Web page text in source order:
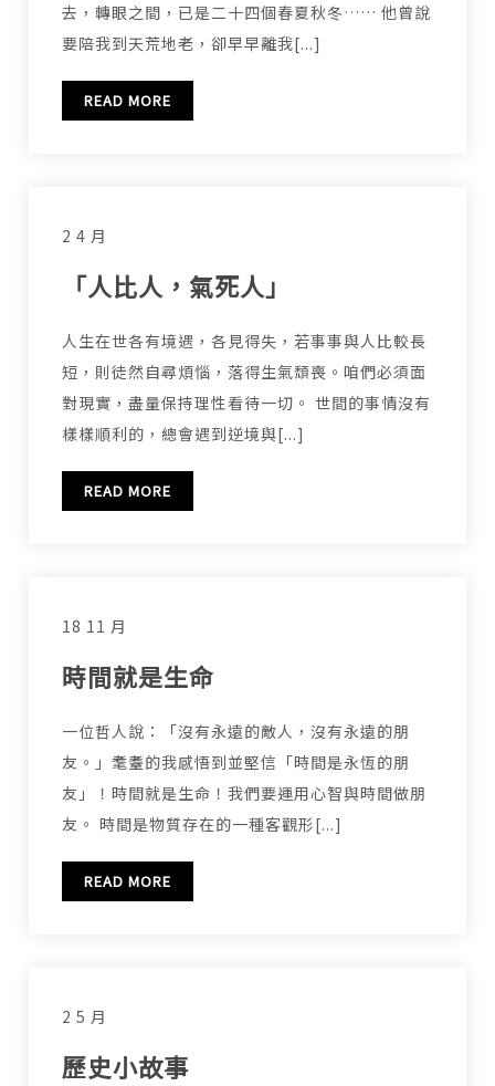
去，轉眼之間，已是二十四個春夏秋冬…… 他曾說
要陪我到天荒地老，卻早早離我[...]
READ MORE
2 4 月
「人比人，氣死人」
人生在世各有境遇，各見得失，若事事與人比較長
短，則徒然自尋煩惱，落得生氣頹喪。咱們必須面
對現實，盡量保持理性看待一切。 世間的事情沒有
樣樣順利的，總會遇到逆境與[...]
READ MORE
18 11 月
時間就是生命
一位哲人說：「沒有永遠的敵人，沒有永遠的朋
友。」耄耋的我感悟到並堅信「時間是永恆的朋
友」！時間就是生命！我們要運用心智與時間做朋
友。 時間是物質存在的一種客觀形[...]
READ MORE
2 5 月
歷史小故事